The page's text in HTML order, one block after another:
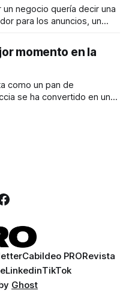
negocio quería decir una
para los anuncios, un
de publicidad digital
para atender
una persona
momento en la
como un pan de
se ha convertido en uno
y experiencias que
Cabildeo PRORevista
LinkedinTikTok
Ghost